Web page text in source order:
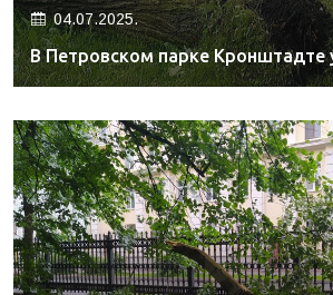
04.07.2025.
В Петровском парке Кронштадте